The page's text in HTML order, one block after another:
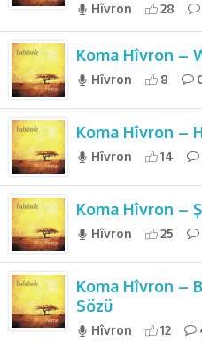
Hîvron 28
Koma Hîvron –
Hîvron 8
Koma Hîvron –
Hîvron 14
Koma Hîvron –
Hîvron 25
Koma Hîvron –
Sözü
Hîvron 12